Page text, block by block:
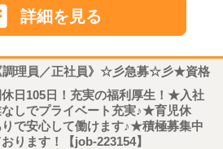
詳細を見る
調理員／正社員》☆彡急募☆彡★資格
日105日！充実の福利厚生！★入社
しでプライベート充実♪★育児休
で安心して働けます♪★積極募集中
ります！【job-223154】